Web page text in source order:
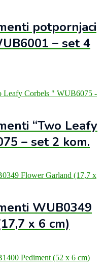
potpornjaci
– set 4
“Two Leafy
– set 2 kom.
WUB0349
x 6 cm)